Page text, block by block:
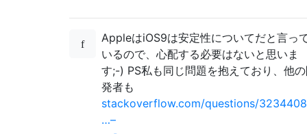
AppleはiOS9は安定性についてだと言っ
いるので、心配する必要はないと思いま
す;-) PS私も同じ問題を抱えており、他
発者も
stackoverflow.com/questions/
…–